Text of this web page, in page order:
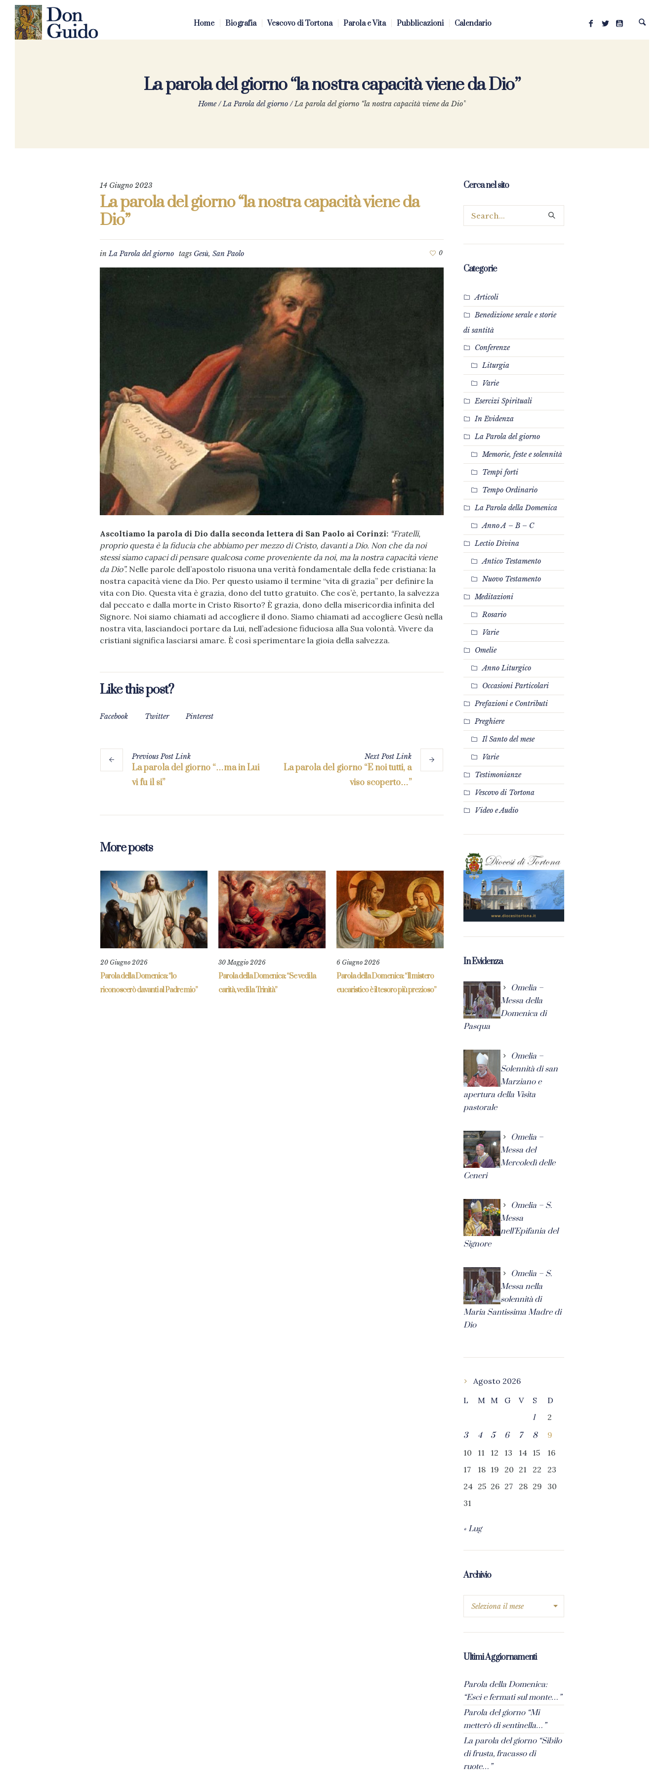
Home Biografia Vescovo di Tortona Parola e Vita Pubblicazioni Calendario
La parola del giorno “la nostra capacità viene da Dio”
Home /La Parola del giorno /La parola del giorno “la nostra capacità viene da Dio”
14 Giugno 2023
La parola del giorno “la nostra capacità viene da
Dio”
inLa Parola del giorno tags Gesù, San Paolo 0
Ascoltiamo la parola di Dio dalla seconda lettera di San Paolo ai Corinzi: “Fratelli,
proprio questa è la fiducia che abbiamo per mezzo di Cristo, davanti a Dio. Non che da noi
stessi siamo capaci di pensare qualcosa come proveniente da noi, ma la nostra capacità viene
da Dio”.Nelle parole dell’apostolo risuona una verità fondamentale della fede cristiana: la
nostra capacità viene da Dio. Per questo usiamo il termine “vita di grazia” per definire la
vita con Dio. Questa vita è grazia, dono del tutto gratuito. Che cos’è, pertanto, la salvezza
dal peccato e dalla morte in Cristo Risorto? È grazia, dono della misericordia infinita del
Signore. Noi siamo chiamati ad accogliere il dono. Siamo chiamati ad accogliere Gesù nella
nostra vita, lasciandoci portare da Lui, nell’adesione fiduciosa alla Sua volontà. Vivere da
cristiani significa lasciarsi amare. È così sperimentare la gioia della salvezza.
Like this post?
Facebook Twitter Pinterest
PreviousPostLink
La parola del giorno “…ma in Lui
vi fu il si”
NextPostLink
La parola del giorno “E noi tutti, a
viso scoperto…”
More posts
20 Giugno 2026
Parola della Domenica: “lo
riconoscerò davanti al Padre mio”
30 Maggio 2026
Parola della Domenica: “Se vedi la
carità, vedi la Trinità”
6 Giugno 2026
Parola della Domenica: “Il mistero
eucaristico è il tesoro più prezioso”
Cerca nel sito
Categorie
Articoli
Benedizione serale e storie
di santità
Conferenze
Liturgia
Varie
Esercizi Spirituali
In Evidenza
La Parola del giorno
Memorie, feste e solennità
Tempi forti
Tempo Ordinario
La Parola della Domenica
Anno A – B – C
Lectio Divina
Antico Testamento
Nuovo Testamento
Meditazioni
Rosario
Varie
Omelie
Anno Liturgico
Occasioni Particolari
Prefazioni e Contributi
Preghiere
Il Santo del mese
Varie
Testimonianze
Vescovo di Tortona
Video e Audio
In Evidenza
Omelia –
Messa della
Domenica di
Pasqua
Omelia –
Solennità di san
Marziano e
apertura della Visita
pastorale
Omelia –
Messa del
Mercoledì delle
Ceneri
Omelia – S.
Messa
nell’Epifania del
Signore
Omelia – S.
Messa nella
solennità di
Maria Santissima Madre di
Dio
Agosto 2026
L
M M G V S
D
1
2
3
4 5 6 7 8
9
10
11 12 13 14 15
16
17
18 19 20 21 22
23
24 25 26 27 28 29
30
31
« Lug
Archivio
Ultimi Aggiornamenti
Parola della Domenica:
“Esci e fermati sul monte…”
Parola del giorno “Mi
metterò di sentinella…”
La parola del giorno “Sibilo
di frusta, fracasso di
ruote…”